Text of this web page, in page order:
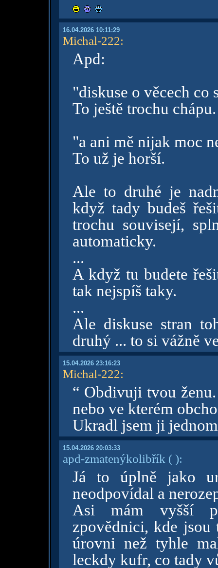
16.04.2026 10:11:29
Michal-222:
Apd:
"diskuse o věcech co
To ještě trochu chápu.
"a ani mě nijak moc
To už je horší.
Ale to druhé je
když tady budeš
trochu souvisejí,
automaticky.
...
A když tu budete
tak nejspíš taky.
...
Ale diskuse stran
druhý ... to si vážně
15.04.2026 23:16:23
Michal-222:
“ Obdivuji tvou
nebo ve kterém
Ukradl jsem ji
15.04.2026 20:03:33
apd-zmatenýkolibřík ( ):
Já to úplně jako
neodpovídal a
Asi mám vyšší
zpovědnici, kde
úrovni než tyhle
leckdy kufr, co tady